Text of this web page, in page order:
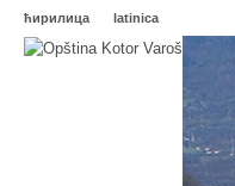
ћирилица latinica